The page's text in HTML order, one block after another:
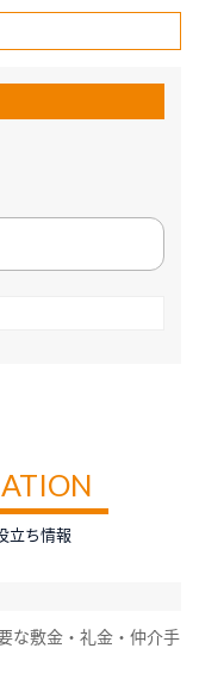
立ち情報
な敷金・礼金・仲介手